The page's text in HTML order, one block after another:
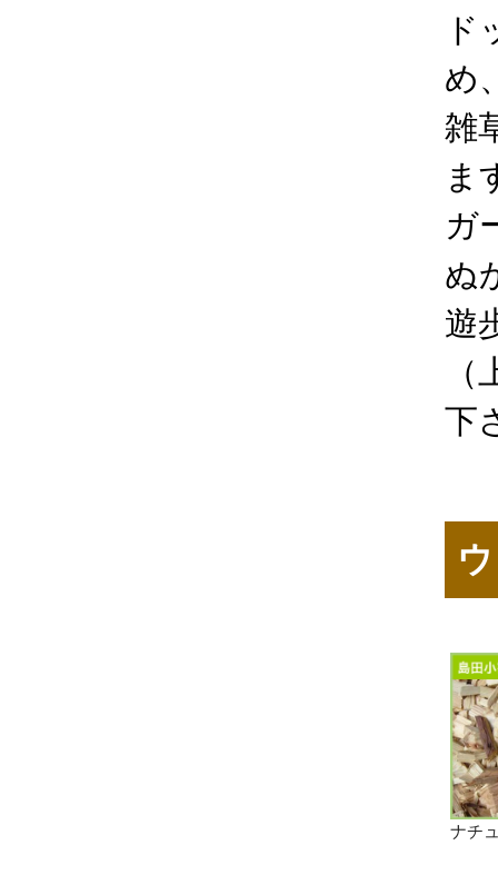
ド
め
雑
ま
ガ
ぬ
遊
下
ナチ